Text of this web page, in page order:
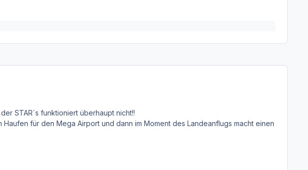
STAR´s funktioniert überhaupt nicht!!
für den Mega Airport und dann im Moment des Landeanflugs macht einen